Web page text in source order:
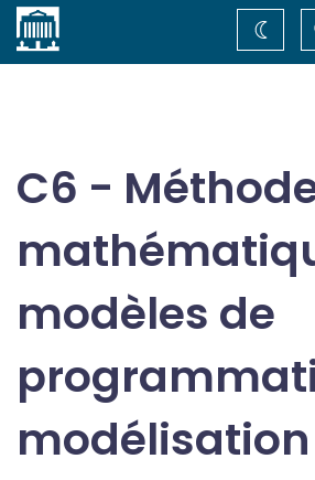
Accueil
de
C6 -
modèles de
modélisation